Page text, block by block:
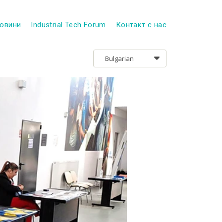
Industrial Tech Forum Контакт с нас
Bulgarian